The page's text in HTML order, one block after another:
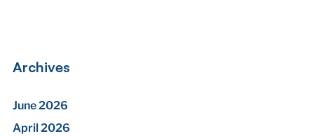
Archives
June 2026
April 2026